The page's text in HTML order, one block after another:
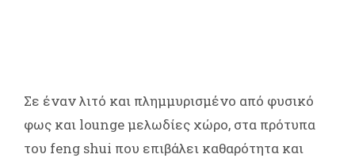
Σε έναν λιτό και πλημμυρισμένο από φυσικό
φως και lounge μελωδίες χώρο, στα πρότυπα
του feng shui που επιβάλει καθαρότητα και